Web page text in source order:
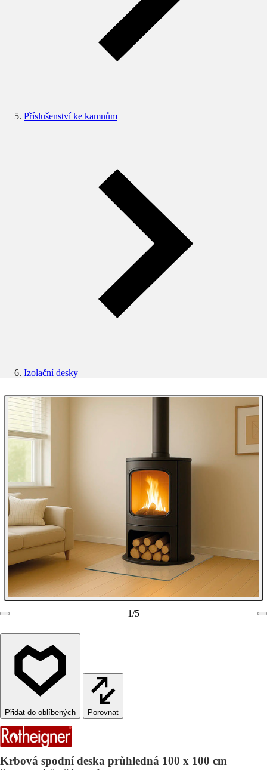
Příslušenství ke kamnům
Izolační desky
1/5
Porovnat
Krbová spodní deska průhledná 100 x 100 cm